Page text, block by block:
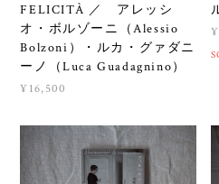
FELICITÀ ／ アレッシ
オ・ボルゾーニ（Alessio
Bolzoni）・ルカ・グァダニ
ーノ（Luca Guadagnino）
¥16,500